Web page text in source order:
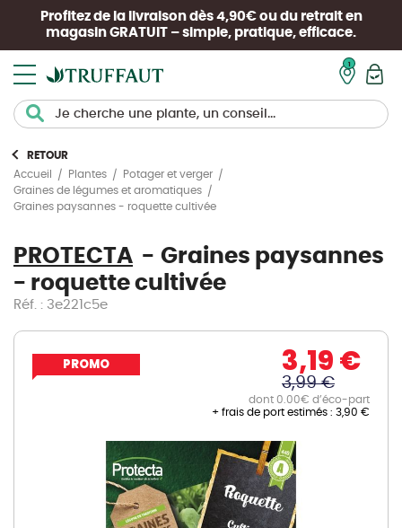
Profitez de la livraison dès 4,90€ ou du retrait en
magasin GRATUIT – simple, pratique, efficace.
RETOUR
Accueil
Plantes
Potager et verger
Graines de légumes et aromatiques
Graines paysannes - roquette cultivée
PROTECTA
Graines paysannes
- roquette cultivée
Réf. : 3e221c5e
PROMO 3,19 €
3,99 €
dont 0.00€ d’éco-part
+ frais de port estimés : 3,90 €